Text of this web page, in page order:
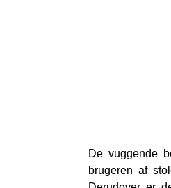
De vuggende
brugeren af